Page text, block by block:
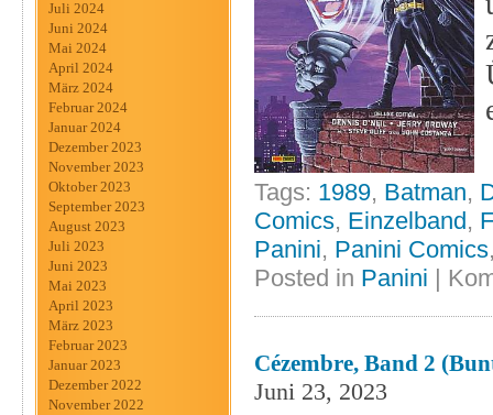
Juli 2024
Juni 2024
Mai 2024
April 2024
März 2024
Februar 2024
Januar 2024
Dezember 2023
November 2023
Oktober 2023
September 2023
August 2023
Juli 2023
Juni 2023
Mai 2023
April 2023
März 2023
Februar 2023
Januar 2023
Dezember 2022
November 2022
Tags: 1989, Batman,
Comics, Einzelband,
Panini, Panini Comics
Posted in Panini |
Cézembre, Band 2
Juni 23, 2023